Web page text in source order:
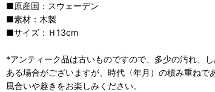
■原産国：スウェーデン
■素材：木製
■サイズ：Ｈ13cm
*アンティーク品は古いものですので、多少の汚れ、
ある場合がございますが、時代〈年月）の積み重ねで
風合いや趣きをお楽しみください。